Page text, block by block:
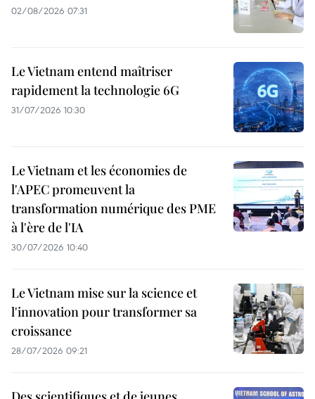
02/08/2026 07:31
Le Vietnam entend maîtriser
rapidement la technologie 6G
31/07/2026 10:30
Le Vietnam et les économies de
l'APEC promeuvent la
transformation numérique des PME
à l'ère de l'IA
30/07/2026 10:40
Le Vietnam mise sur la science et
l'innovation pour transformer sa
croissance
28/07/2026 09:21